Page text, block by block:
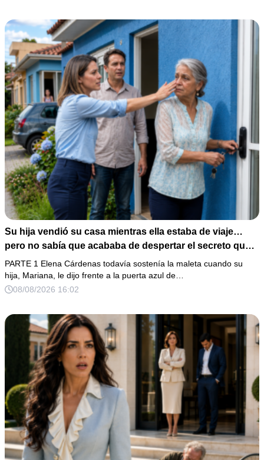
Su hija vendió su casa mientras ella estaba de viaje…
pero no sabía que acababa de despertar el secreto que
su padre dejó antes de morir
PARTE 1 Elena Cárdenas todavía sostenía la maleta cuando su
hija, Mariana, le dijo frente a la puerta azul de…
08/08/2026 16:02